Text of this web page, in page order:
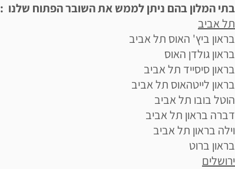
בתי המלון בהם ניתן לממש את השובר הפתוח שלנו :
תל אביב
בראון ביץ' האוס תל אביב
בראון גולדן האוס
בראון סיסייד תל אביב
בראון לייטהאוס תל אביב
הוטל בובו תל אביב
דברה בראון תל אביב
וילה בראון תל אביב
בראון ברוט
ירושלים